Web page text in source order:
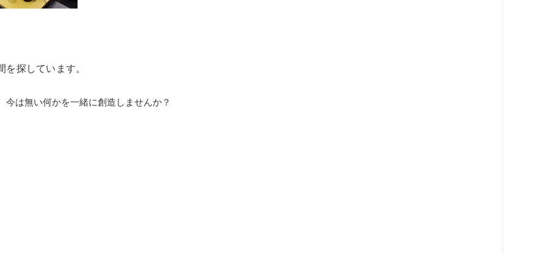
探しています。
は無い何かを一緒に創造しませんか？